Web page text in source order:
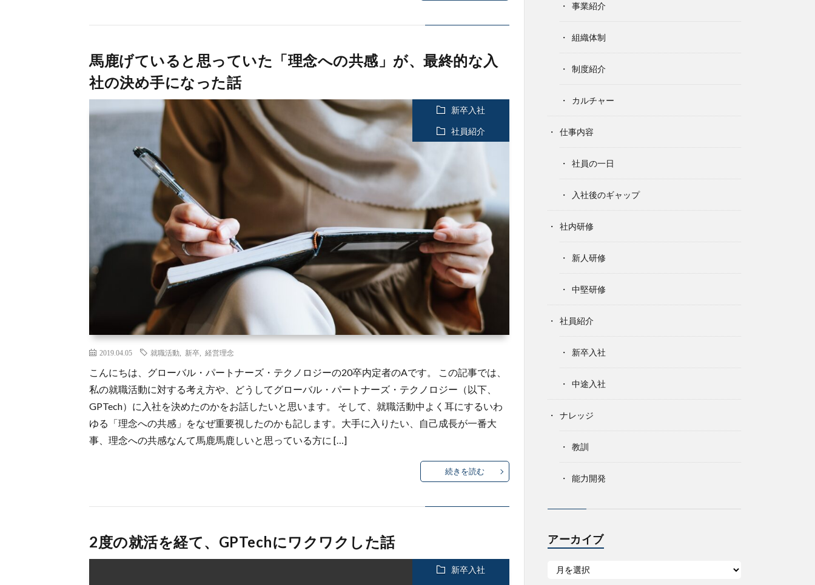
馬鹿げていると思っていた「理念への共感」が、最終的な入
社の決め手になった話
新卒入社
社員紹介
2019.04.05 就職活動 新卒 経営理念
こんにちは、グローバル・パートナーズ・テクノロジーの20卒内定者のAです。 この記事では、
私の就職活動に対する考え方や、どうしてグローバル・パートナーズ・テクノロジー（以下、
GPTech）に入社を決めたのかをお話したいと思います。 そして、就職活動中よく耳にするいわ
ゆる「理念への共感」をなぜ重要視したのかも記します。大手に入りたい、自己成長が一番大
事、理念への共感なんて馬鹿馬鹿しいと思っている方に […]
続きを読む
2度の就活を経て、GPTechにワクワクした話
新卒入社
事業紹介
組織体制
制度紹介
カルチャー
仕事内容
社員の一日
入社後のギャップ
社内研修
新人研修
中堅研修
社員紹介
新卒入社
中途入社
ナレッジ
教訓
能力開発
アーカイブ